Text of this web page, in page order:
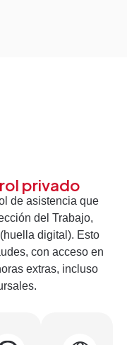
rol privado
de asistencia que
del Trabajo,
digital). Esto
con acceso en
extras, incluso